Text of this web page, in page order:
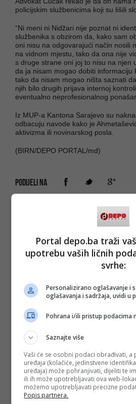
policijskim službenicima koji su lišili
“Ni meni ni Nidžari nije poznat ni
službenika s obzirom da, kako sam
oni nisu na odgovarajući način nosili
na vidnom mjestu, tako da ona nije
s druge strane oni joj to nisu na njen
da ja nisam mogao dobiti informaciju
tako da nisam mogao ništa saznati
njih bilo drugih prijava internoj
eventualno neprofesionalnog
Iz MUP-a Kantona Sarajevo su
odbacuju navode kako je
aktivizma ili novinarskog posla.
(BIRN/DEPO PORTAL/md)
PODIJELI NA
pratite putem društvenih
#hapšenje
#mup ks
#Radenko Žarković
Portal depo.ba traži
upotrebu vaših ličnih
svrhe:
Personalizirano oglašavanje i
oglašavanja i sadržaja, uvidi u
Pohrana i/ili pristup podacima
Saznajte više
Vaši će se osobni podaci obrađivati, a
uređaja (kolačiće, jedinstvene
uređaja) može pohranjivati, dijeliti te
ili ih može upotrebljavati ova web-
možemo upotrebljavati precizne
Popis partnera.